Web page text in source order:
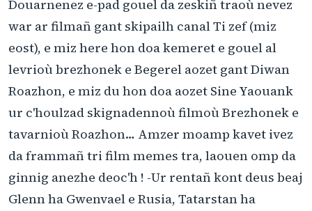
Douarnenez e-pad gouel da zeskiñ traoù nevez
war ar filmañ gant skipailh canal Ti zef (miz
eost), e miz here hon doa kemeret e gouel al
levrioù brezhonek e Begerel aozet gant Diwan
Roazhon, e miz du hon doa aozet Sine Yaouank
ur c'houlzad skignadennoù filmoù Brezhonek e
tavarnioù Roazhon… Amzer moamp kavet ivez
da frammañ tri film memes tra, laouen omp da
ginnig anezhe deoc'h ! -Ur rentañ kont deus beaj
Glenn ha Gwenvael e Rusia, Tatarstan ha